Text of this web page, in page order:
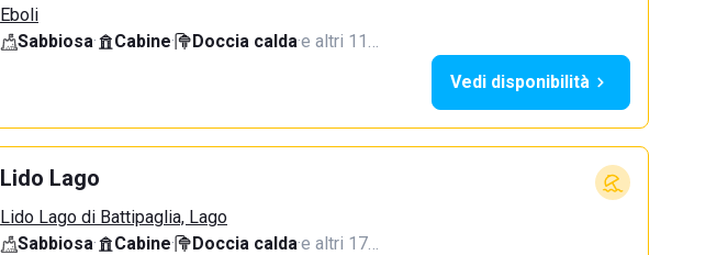
Eboli
Sabbiosa· Cabine· Doccia calda·e altri 11…
Vedi disponibilità
Lido Lago
Lido Lago di Battipaglia, Lago
Sabbiosa· Cabine· Doccia calda·e altri 17…